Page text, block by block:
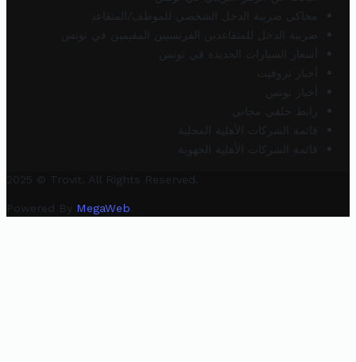
محاكي ضريبة الدخل الشخصي للموظف/المتقاعد
ضريبة الدخل للمتقاعدين الفرنسيين المقيمين في تونس
أسعار السيارات الجديدة في تونس
أخبار تروفيت
أخبار تونس
رابط خلفي مجاني
قائمة الشركات الأهلية المحلية
قائمة الشركات الأهلية الجهوية
2025 © Trovit. All Rights Reserved.
Powered By MegaWeb